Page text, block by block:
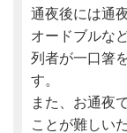
通夜後には通
オードブルな
列者が一口箸
す。
また、お通夜
ことが難しい